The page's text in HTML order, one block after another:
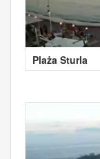
Plaża Sturla